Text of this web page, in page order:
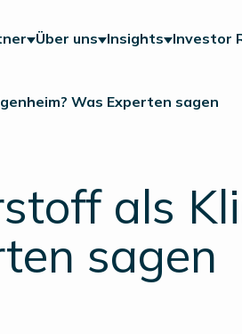
Über uns Insights Investor
Was Experten sagen
als
sagen